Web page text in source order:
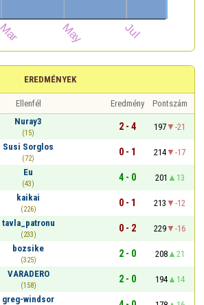
EREDMÉNYEK
Ellenfél Eredmény
Pontszám
Nuray3
(15)
2 - 4 197
-21
Susi Sorglos
(72)
0 - 1 214
-17
Eu
(43)
4 - 0 201
13
kaikai
(226)
0 - 1 213
-12
tavla_patronu
(233)
0 - 2 229
-16
bozsike
(325)
2 - 0 208
21
VARADERO
(158)
2 - 0 194
14
greg-windsor